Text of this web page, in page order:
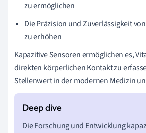
zu ermöglichen
Die Präzision und Zuverlässigkeit
zu erhöhen
Kapazitive Sensoren ermöglichen es,
direkten körperlichen Kontakt zu
Stellenwert in der modernen Medizin
Die Forschung und Entwicklung